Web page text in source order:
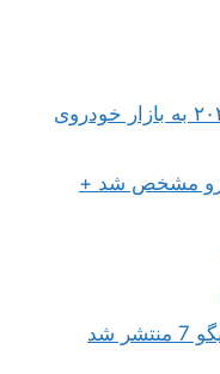
ورود تویوتا کرولا کراس هایبرید ۲۰۲۶ به بازار خودروی
مشخص شد +
شد